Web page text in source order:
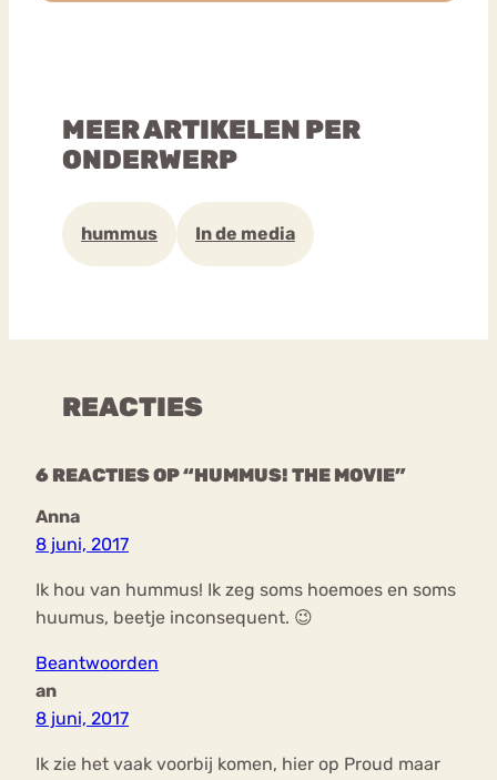
MEER ARTIKELEN PER
ONDERWERP
hummus In de media
REACTIES
6 REACTIES OP “HUMMUS! THE MOVIE”
Anna
8 juni, 2017
Ik hou van hummus! Ik zeg soms hoemoes en soms
huumus, beetje inconsequent. 😉
Beantwoorden
an
8 juni, 2017
Ik zie het vaak voorbij komen, hier op Proud maar